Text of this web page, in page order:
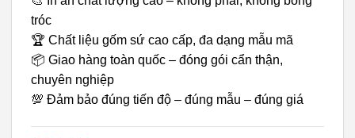
tróc
🏆 Chất liệu gốm sứ cao cấp, đa dạng mẫu mã
📦 Giao hàng toàn quốc – đóng gói cẩn thận,
chuyên nghiệp
💯 Đảm bảo đúng tiến độ – đúng mẫu – đúng giá